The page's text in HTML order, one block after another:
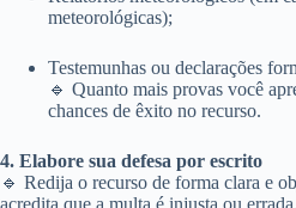
meteorológicas);
Testemunhas ou declarações
🔹 Quanto mais provas você
chances de êxito no recurso.
4. Elabore sua defesa por escrito
🔹 Redija o recurso de forma clara e
acredita que a multa é injusta ou